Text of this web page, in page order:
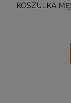
KOSZULKA